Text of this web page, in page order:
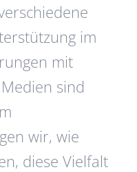
im
mit
sind
wir, wie
diese Vielfalt